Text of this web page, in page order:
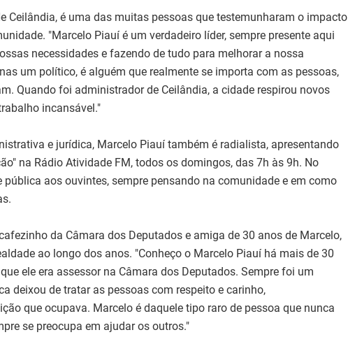
Ceilândia, é uma das muitas pessoas que testemunharam o impacto
"Marcelo Piauí é um verdadeiro líder, sempre presente aqui
necessidades e fazendo de tudo para melhorar a nossa
um político, é alguém que realmente se importa com as pessoas,
Quando foi administrador de Ceilândia, a cidade respirou novos
incansável."
e jurídica, Marcelo Piauí também é radialista, apresentando
na Rádio Atividade FM, todos os domingos, das 7h às 9h. No
pública aos ouvintes, sempre pensando na comunidade e em como
da Câmara dos Deputados e amiga de 30 anos de Marcelo,
ao longo dos anos. "Conheço o Marcelo Piauí há mais de 30
ele era assessor na Câmara dos Deputados. Sempre foi um
deixou de tratar as pessoas com respeito e carinho,
que ocupava. Marcelo é daquele tipo raro de pessoa que nunca
se preocupa em ajudar os outros."